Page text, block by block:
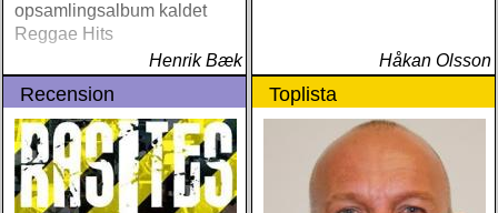
opsamlingsalbum kaldet
Reggae Hits
Henrik Bæk
Håkan Olsson
Recension Toplista